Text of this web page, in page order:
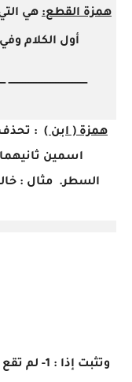
همزة القطع: هي
أول الكلام
ــــــــــــــــــــــــــــــــــــــــــــــــــ
همزة ( ابن )
اسمين
السطر. مثال :
وتثبت إذا : 1- لم تقع بين اسمين ثانيهما أب للأول مثال : مدرسة ابن عباس من المدارس المشهورة .